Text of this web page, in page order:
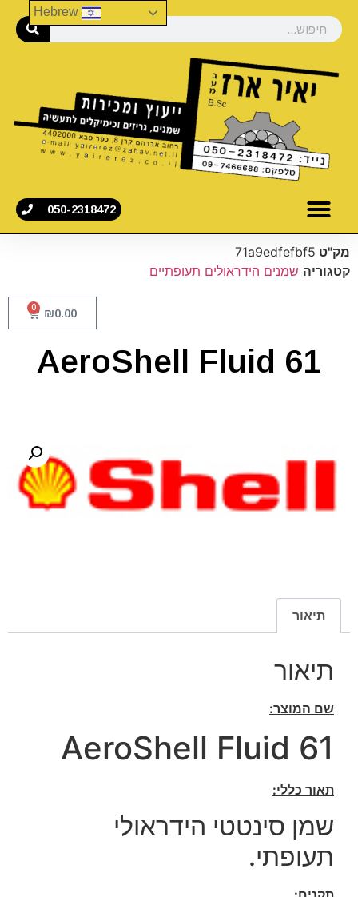
050-2318472
מק"ט 71a9edfefbf5
קטגוריה שמנים הידראולים תעופתיים
₪0.00
0
AeroShell Fluid 61
תיאור
תיאור
שם המוצר:
AeroShell Fluid 61
תאור כללי:
שמן סינטטי הידראולי
תעופתי.
Hebrew